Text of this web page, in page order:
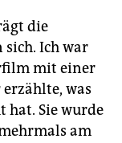
die
sich. Ich war
mit einer
was
hat. Sie wurde
am